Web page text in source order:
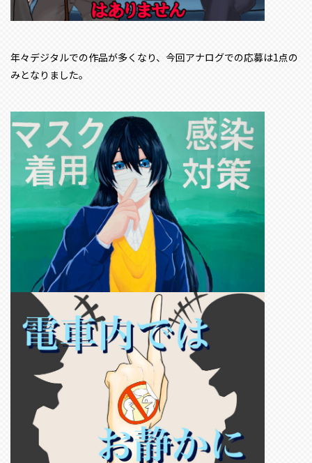
年々デジタルでの作品が多くなり、今回アナログでの応募は1点の
みとなりました。